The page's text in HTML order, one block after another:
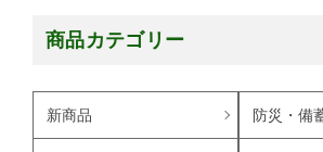
商品カテゴリー
新商品 防災・備